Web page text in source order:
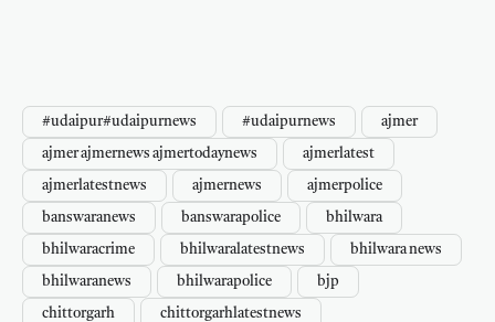
#udaipur#udaipurnews #udaipurnews ajmer
ajmer ajmernews ajmertodaynews ajmerlatest
ajmerlatestnews ajmernews ajmerpolice
banswaranews banswarapolice bhilwara
bhilwaracrime bhilwaralatestnews bhilwara news
bhilwaranews bhilwarapolice bjp
chittorgarh chittorgarhlatestnews